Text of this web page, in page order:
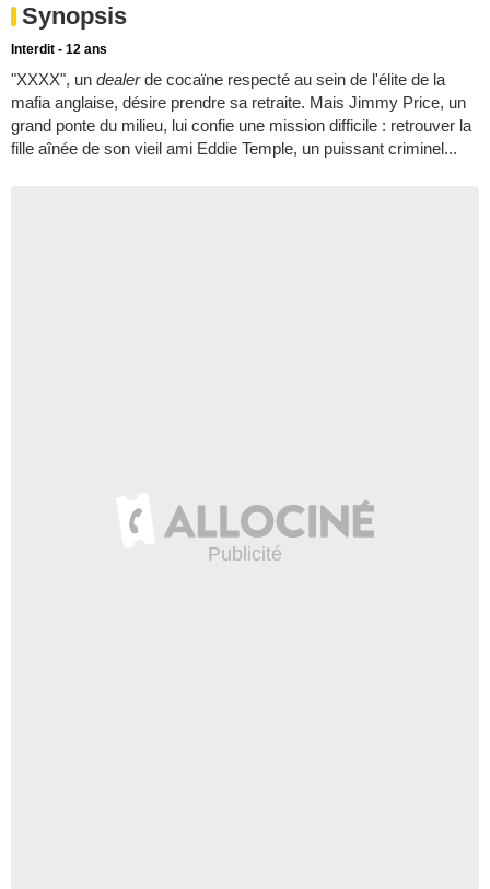
Synopsis
Interdit - 12 ans
"XXXX", un dealerde cocaïne respecté au sein de l'élite de la
mafia anglaise, désire prendre sa retraite. Mais Jimmy Price, un
grand ponte du milieu, lui confie une mission difficile : retrouver la
fille aînée de son vieil ami Eddie Temple, un puissant criminel...